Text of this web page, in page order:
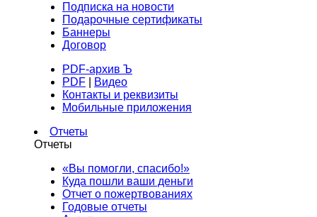
Подписка на новости
Подарочные сертификаты
Баннеры
Договор
PDF-архив Ъ
PDF
Видео
Контакты и реквизиты
Мобильные приложения
Отчеты
Отчеты
«Вы помогли, спасибо!»
Куда пошли ваши деньги
Отчет о пожертвованиях
Годовые отчеты